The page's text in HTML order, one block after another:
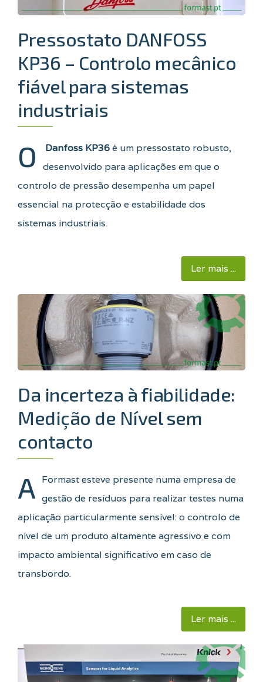
Pressostato DANFOSS
KP36 – Controlo mecânico
fiável para sistemas
industriais
O Danfoss KP36é um pressostato robusto,
desenvolvido para aplicações em que o
controlo de pressão desempenha um papel
essencial na protecção e estabilidade dos
sistemas industriais.
Ler mais ...
Da incerteza à fiabilidade:
Medição de Nível sem
contacto
A Formast esteve presente numa empresa de
gestão de resíduos para realizar testes numa
aplicação particularmente sensível: o controlo de
nível de um produto altamente agressivo e com
impacto ambiental significativo em caso de
transbordo.
Ler mais ...